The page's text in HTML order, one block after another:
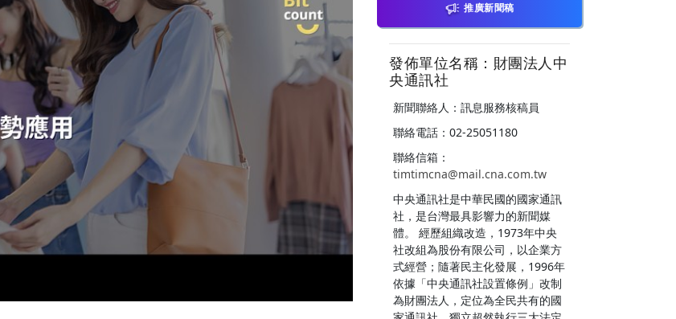
推廣新聞稿
發佈單位名稱：財團法人中
央通訊社
新聞聯絡人：訊息服務核稿員
聯絡電話：02-25051180
聯絡信箱：
timtimcna@mail.cna.com.tw
中央通訊社是中華民國的國家通訊
社，是台灣最具影響力的新聞媒
體。 經歷組織改造，1973年中央
社改組為股份有限公司，以企業方
式經營；隨著民主化發展，1996年
依據「中央通訊社設置條例」改制
為財團法人，定位為全民共有的國